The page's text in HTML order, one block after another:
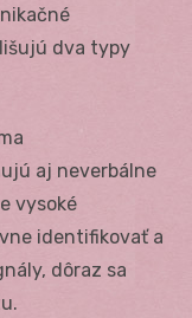
dva typy
aj neverbálne
vysoké
identifikovať a
dôraz sa